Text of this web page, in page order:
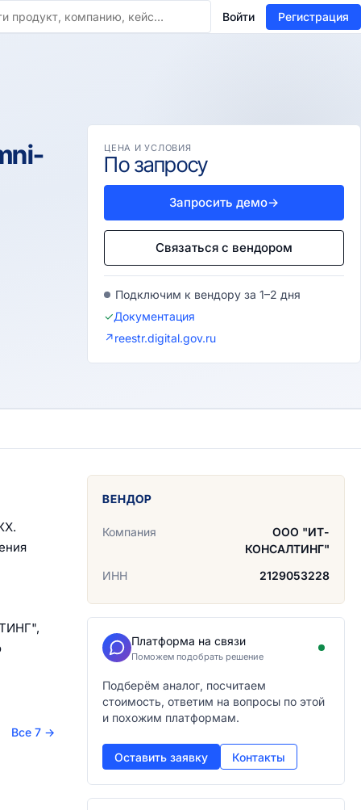
Войти Регистрация
ЦЕНА И УСЛОВИЯ
По запросу
Запросить демо→
Связаться с вендором
Подключим к вендору за 1–2 дня
✓Документация
↗reestr.digital.gov.ru
Все 7 →
ВЕНДОР
Компания
ООО "ИТ-
КОНСАЛТИНГ"
ИНН
2129053228
Платформа на связи
Поможем подобрать решение
Подберём аналог, посчитаем
стоимость, ответим на вопросы по этой
и похожим платформам.
Оставить заявку Контакты